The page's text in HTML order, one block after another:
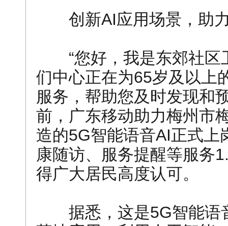
创新AI应用场景，助力
“您好，我是东郊社区
们中心正在为65岁及以上
服务，帮助您及时发现
前，广东移动助力梅州市
造的5G智能语音AI正式上
康随访、服务提醒等服务
得广大居民高度认可。
据悉，这是5G智能语